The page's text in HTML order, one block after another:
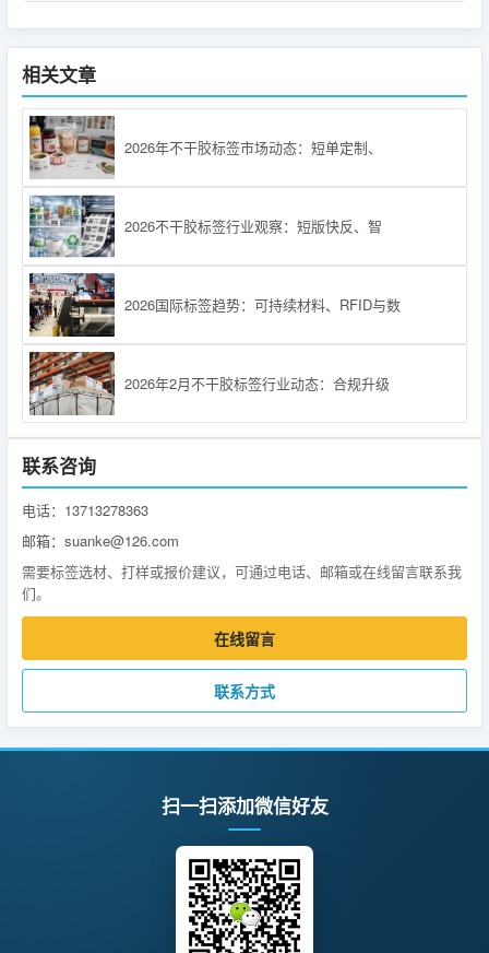
相关文章
2026年不干胶标签市场动态：短单定制、
2026不干胶标签行业观察：短版快反、智
2026国际标签趋势：可持续材料、RFID与数
2026年2月不干胶标签行业动态：合规升级
联系咨询
电话：13713278363
邮箱：suanke@126.com
需要标签选材、打样或报价建议，可通过电话、邮箱或在线留言联系我
们。
在线留言
联系方式
扫一扫添加微信好友